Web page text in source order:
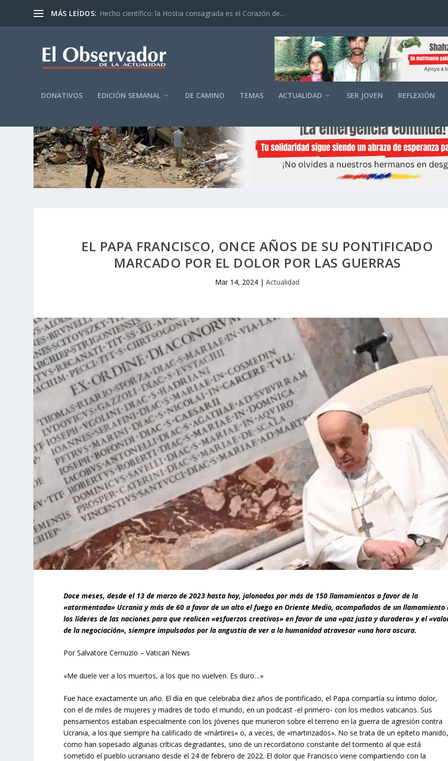
MÁS LEÍDOS: Hecho científico: la Hostia consagrada es el Corazón de...
DONATIVOS EDICIÓN SEMANAL DE CAMINO TEMAS ACTUALIDAD SER JOVEN REFLEXIÓN
EL PAPA FRANCISCO, ONCE AÑOS DE SU PONTIFICADO
MARCADO POR EL DOLOR POR LAS GUERRAS
Mar 14, 2024 |Actualidad
Doce meses, desde el 13 de marzo de 2023 hasta hoy, jalonados por más de 150 llamamientos a favor de la
«atormentada» Ucrania y más de 60 a favor de un alto el fuego en Oriente Medio, acompañados de un llamamiento
los líderes de las naciones para que realicen «esfuerzos creativos» en favor de una «paz justa y duradera» y el
de la negociación», siempre impulsados por la angustia de ver a la humanidad atravesar «una hora oscura.
Por Salvatore Cernuzio – Vatican News
«Me duele ver a los muertos, a los que no vuelven. Es duro…»
Fue hace exactamente un año. El día en que celebraba diez años de pontificado, el Papa compartía su íntimo dolor,
con el de miles de mujeres y madres de todo el mundo, en un podcast -el primero- con los medios vaticanos. Sus
pensamientos estaban especialmente con los jóvenes que murieron sobre el terreno en la guerra de agresión contra
Ucrania, a los que siempre ha calificado de «mártires» o, a veces, de «martirizados». No se trata de un epíteto
como han sopesado algunas críticas degradantes, sino de un recordatorio constante del tormento al que está
sometido el pueblo ucraniano desde el 24 de febrero de 2022. El dolor que Francisco viene compartiendo con la